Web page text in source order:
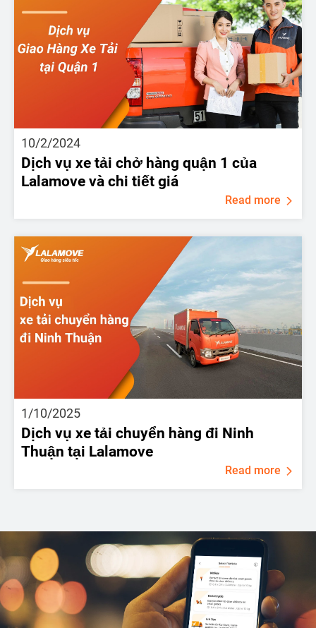
10/2/2024
Dịch vụ xe tải chở hàng quận 1 của
Lalamove và chi tiết giá
Read more
1/10/2025
Dịch vụ xe tải chuyển hàng đi Ninh
Thuận tại Lalamove
Read more